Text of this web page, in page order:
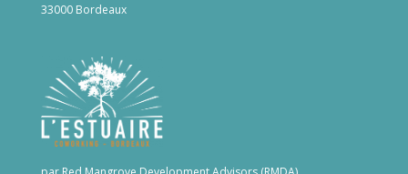
33000 Bordeaux